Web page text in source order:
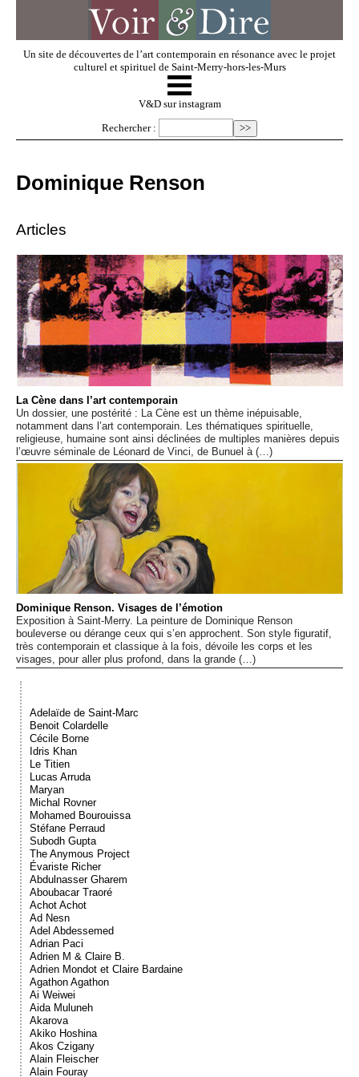
Un site de découvertes de l’art contemporain en résonance avec le projet
culturel et spirituel de Saint-Merry-hors-les-Murs
V & D
Regarder
Dossiers
Événements
Sacré
Cousinages
☰
V&D sur instagram
Rechercher :
Dominique Renson
Articles
La Cène dans l’art contemporain
Un dossier, une postérité : La Cène est un thème inépuisable,
notamment dans l’art contemporain. Les thématiques spirituelle,
religieuse, humaine sont ainsi déclinées de multiples manières depuis
l’œuvre séminale de Léonard de Vinci, de Bunuel à (…)
Dominique Renson. Visages de l’émotion
Exposition à Saint-Merry. La peinture de Dominique Renson
bouleverse ou dérange ceux qui s’en approchent. Son style figuratif,
très contemporain et classique à la fois, dévoile les corps et les
visages, pour aller plus profond, dans la grande (…)
Adelaïde de Saint-Marc
Benoit Colardelle
Cécile Borne
Idris Khan
Le Titien
Lucas Arruda
Maryan
Michal Rovner
Mohamed Bourouissa
Stéfane Perraud
Subodh Gupta
The Anymous Project
Évariste Richer
Abdulnasser Gharem
Aboubacar Traoré
Achot Achot
Ad Nesn
Adel Abdessemed
Adrian Paci
Adrien M & Claire B.
Adrien Mondot et Claire Bardaine
Agathon Agathon
Ai Weiwei
Aida Muluneh
Akarova
Akiko Hoshina
Akos Czigany
Alain Fleischer
Alain Fouray